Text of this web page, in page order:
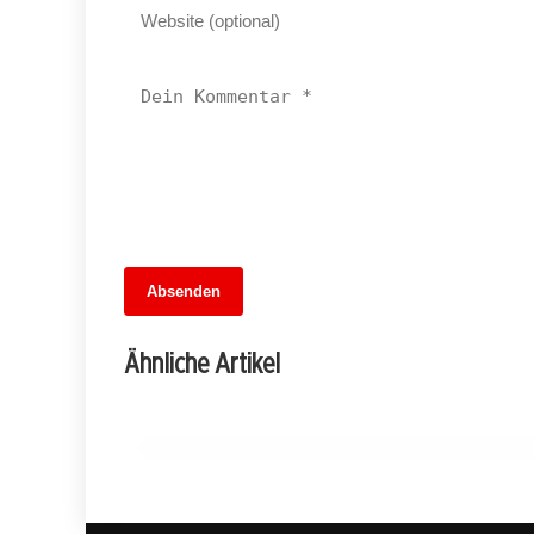
Absenden
Ähnliche Artikel
Bühnen im Nebel: Der finanzielle
Abstieg der Theater in Brandenburg und